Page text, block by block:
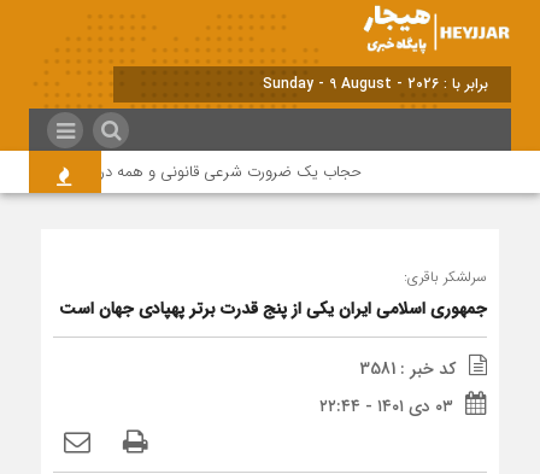
برابر با : Sunday - 9 August - 2026
حجاب یک ضرورت شرعی قانونی و همه در این زمینه
سرلشکر باقری:
جمهوری اسلامی ایران یکی از پنج قدرت برتر پهپادی جهان است
کد خبر : 3581
۰۳ دی ۱۴۰۱ - ۲۲:۴۴